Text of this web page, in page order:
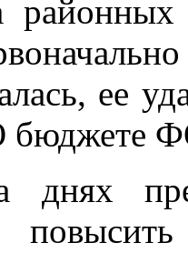
ее
бюджете
днях